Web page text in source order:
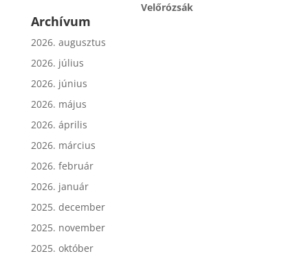
Velőrózsák
Archívum
2026. augusztus
2026. július
2026. június
2026. május
2026. április
2026. március
2026. február
2026. január
2025. december
2025. november
2025. október